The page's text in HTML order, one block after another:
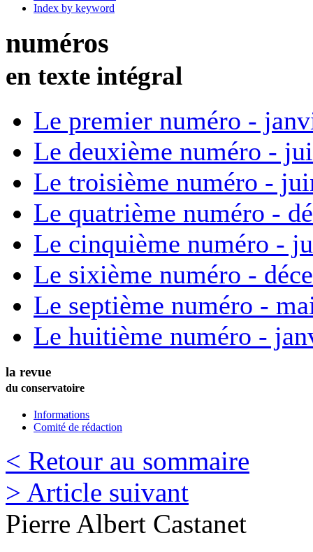
Index by keyword
numéros
en texte intégral
Le premier numéro -
Le deuxième numéro -
Le troisième numéro -
Le quatrième numéro -
Le cinquième numéro -
Le sixième numéro -
Le septième numéro -
Le huitième numéro -
la revue
du conservatoire
Informations
Comité de rédaction
< Retour au sommaire
> Article suivant
Pierre Albert Castanet